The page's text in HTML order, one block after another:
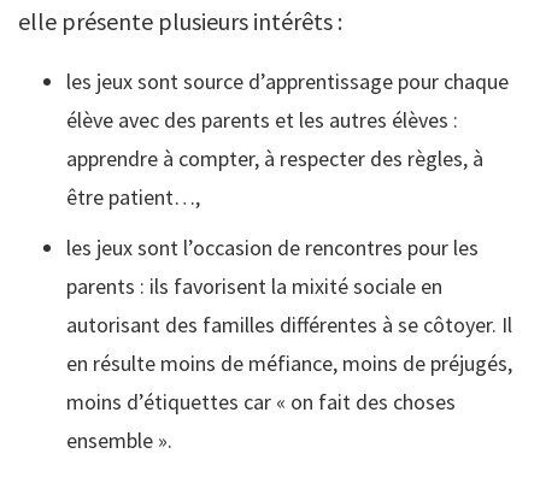
elle présente plusieurs intérêts :
les jeux sont source d’apprentissage pour chaque
élève avec des parents et les autres élèves :
apprendre à compter, à respecter des règles, à
être patient…,
les jeux sont l’occasion de rencontres pour les
parents : ils favorisent la mixité sociale en
autorisant des familles différentes à se côtoyer. Il
en résulte moins de méfiance, moins de préjugés,
moins d’étiquettes car « on fait des choses
ensemble ».